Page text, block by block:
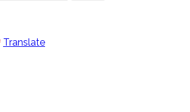
Translate